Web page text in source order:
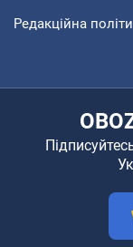
Редакційна